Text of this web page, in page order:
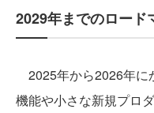
2029年までのロード
2025年から2026年に
機能や小さな新規プロ